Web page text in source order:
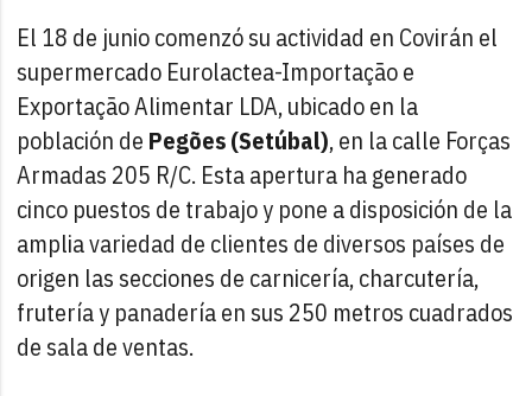
El 18 de junio comenzó su actividad en Covirán el
supermercado Eurolactea-Importação e
Exportação Alimentar LDA, ubicado en la
población de Pegões (Setúbal), en la calle Forças
Armadas 205 R/C. Esta apertura ha generado
cinco puestos de trabajo y pone a disposición de la
amplia variedad de clientes de diversos países de
origen las secciones de carnicería, charcutería,
frutería y panadería en sus 250 metros cuadrados
de sala de ventas.